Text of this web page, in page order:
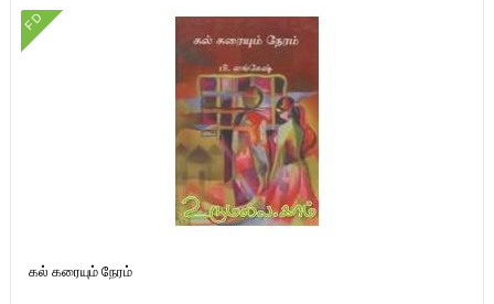
FD
கல் கரையும் நேரம்